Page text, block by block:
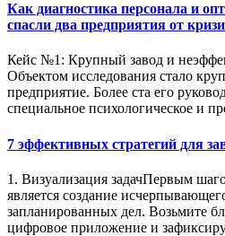
Как диагностика персонала и
спасли два предприятия от
Кейс №1: Крупный завод и
Объектом исследования стало
предприятие. Более ста его
специальное психологическое и
7 эффективных стратегий для
1. Визуализация задачПервым
является создание
запланированных дел. Возьмите
цифровое приложение и